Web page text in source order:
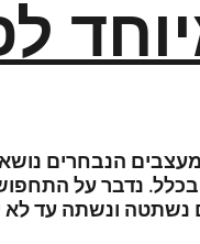
המעצבים הנבחרים
נדבר על
נשתטה ונשתה עד לא